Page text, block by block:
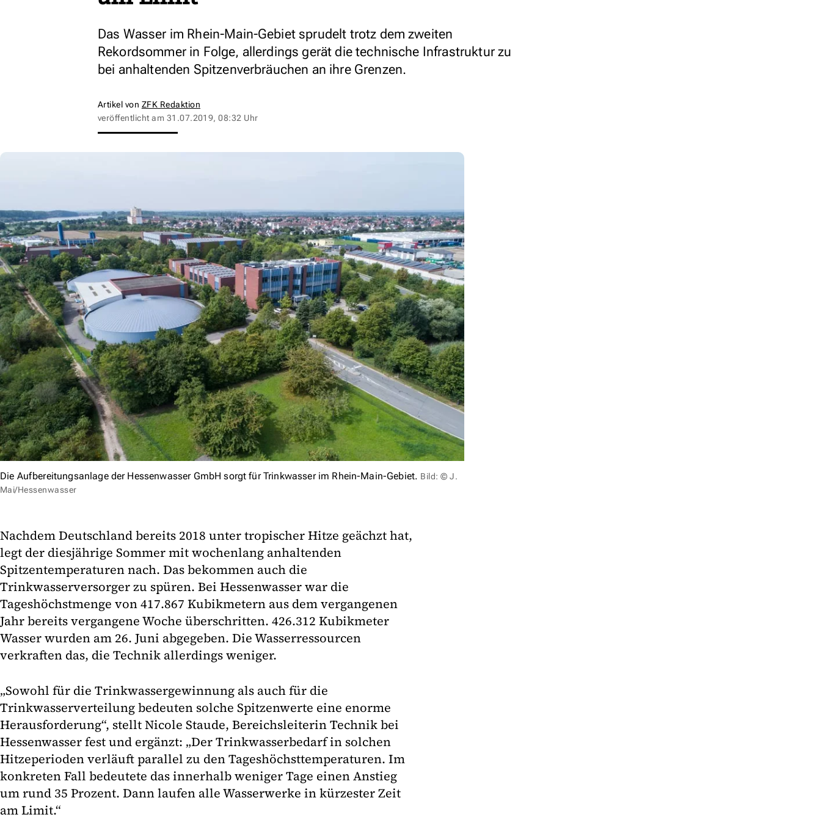
Das Wasser im Rhein-Main-Gebiet sprudelt trotz dem zweiten
Rekordsommer in Folge, allerdings gerät die technische Infrastruktur zu
bei anhaltenden Spitzenverbräuchen an ihre Grenzen.
Artikel von ZFK Redaktion
veröffentlicht am 31.07.2019, 08:32 Uhr
Die Aufbereitungsanlage der Hessenwasser GmbH sorgt für Trinkwasser im Rhein-Main-Gebiet. Bild: © J.
Mai/Hessenwasser
Nachdem Deutschland bereits 2018 unter tropischer Hitze geächzt hat,
legt der diesjährige Sommer mit wochenlang anhaltenden
Spitzentemperaturen nach. Das bekommen auch die
Trinkwasserversorger zu spüren. Bei Hessenwasser war die
Tageshöchstmenge von 417.867 Kubikmetern aus dem vergangenen
Jahr bereits vergangene Woche überschritten. 426.312 Kubikmeter
Wasser wurden am 26. Juni abgegeben. Die Wasserressourcen
verkraften das, die Technik allerdings weniger.
„Sowohl für die Trinkwassergewinnung als auch für die
Trinkwasserverteilung bedeuten solche Spitzenwerte eine enorme
Herausforderung“, stellt Nicole Staude, Bereichsleiterin Technik bei
Hessenwasser fest und ergänzt: „Der Trinkwasserbedarf in solchen
Hitzeperioden verläuft parallel zu den Tageshöchsttemperaturen. Im
konkreten Fall bedeutete das innerhalb weniger Tage einen Anstieg
um rund 35 Prozent. Dann laufen alle Wasserwerke in kürzester Zeit
am Limit.“